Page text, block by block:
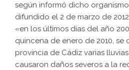
según informó dicho
difundido el 2 de marzo de
«en los últimos días del año
quincena de enero de 2010, se
provincia de Cádiz varias
causaron daños severos a la